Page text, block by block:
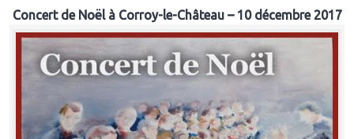
Concert de Noël à Corroy-le-Château – 10 décembre 2017